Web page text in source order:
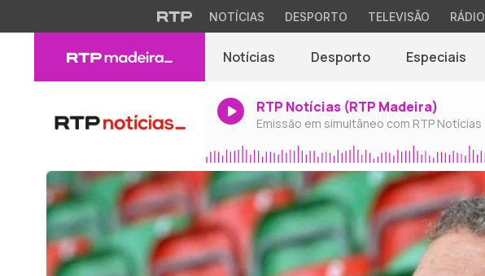
NOTÍCIAS DESPORTO TELEVISÃO RÁDIO
Notícias Desporto Especiais
RTP Notícias (RTP Madeira)
Emissão em simultâneo com RTP Notícias